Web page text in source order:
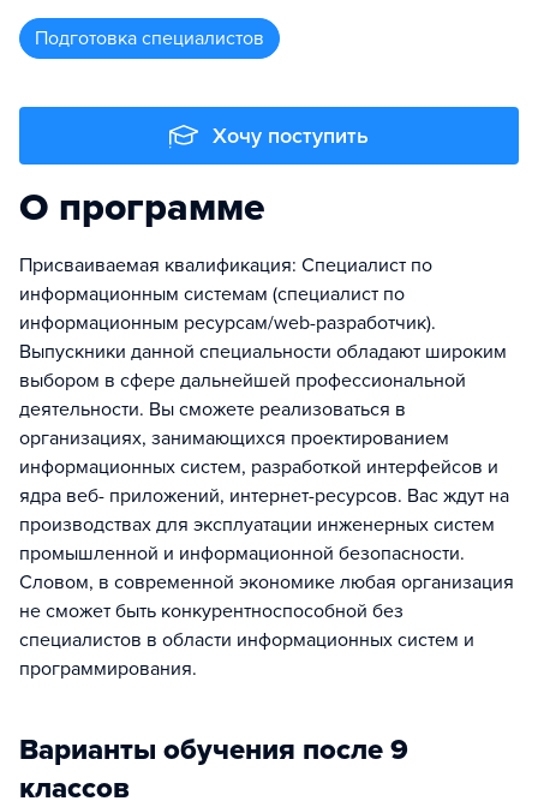
подготовка специалистов
Хочу поступить
О программе
Присваиваемая квалификация: Специалист по
информационным системам (специалист по
информационным ресурсам/web-разработчик).
Выпускники данной специальности обладают широким
выбором в сфере дальнейшей профессиональной
деятельности. Вы сможете реализоваться в
организациях, занимающихся проектированием
информационных систем, разработкой интерфейсов и
ядра веб- приложений, интернет-ресурсов. Вас ждут на
производствах для эксплуатации инженерных систем
промышленной и информационной безопасности.
Словом, в современной экономике любая организация
не сможет быть конкурентноспособной без
специалистов в области информационных систем и
программирования.
Варианты обучения после 9
классов